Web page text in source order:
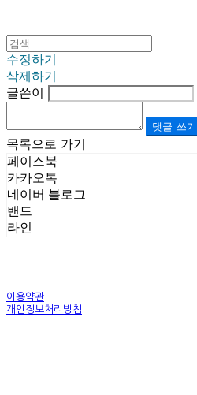
수정하기
삭제하기
글쓴이
댓글 쓰기
목록으로 가기
페이스북
카카오톡
네이버 블로그
밴드
라인
이용약관
개인정보처리방침